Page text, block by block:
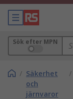
Sök efter MPN
/ Säkerhet
och
järnvaror
/